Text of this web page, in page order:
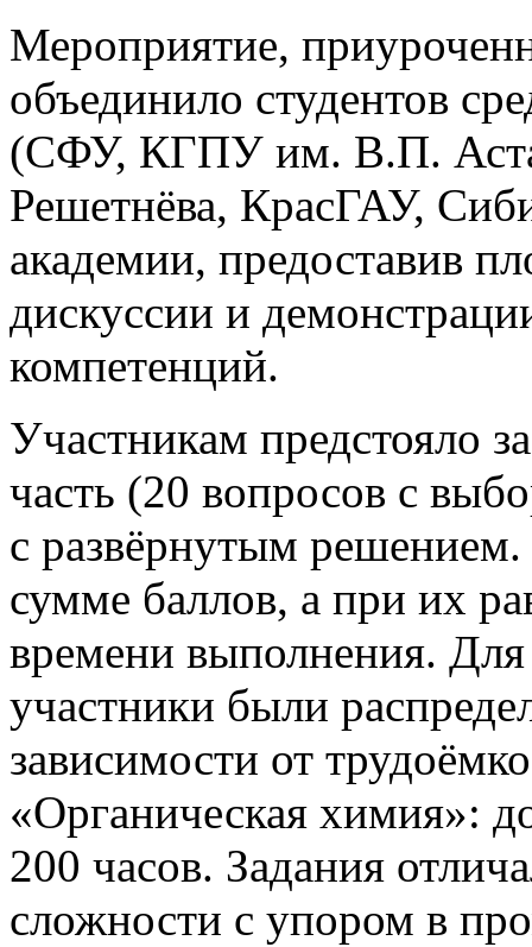
Мероприятие,
объединило студентов
(СФУ, КГПУ им. В.П.
Решетнёва, КрасГАУ,
академии, предоставив
дискуссии и
компетенций.
Участникам предстояло
часть (20 вопросов с
с развёрнутым
сумме баллов, а при их
времени выполнения.
участники были
зависимости от
«Органическая химия»:
200 часов. Задания
сложности с упором в